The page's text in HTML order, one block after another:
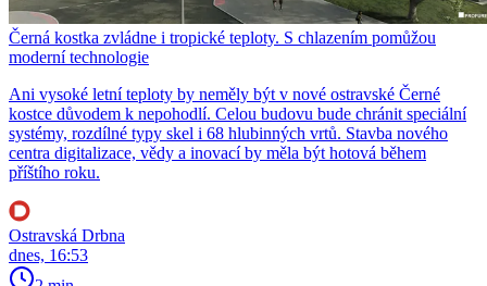
Černá kostka zvládne i tropické teploty. S chlazením pomůžou
moderní technologie
Ani vysoké letní teploty by neměly být v nové ostravské Černé
kostce důvodem k nepohodlí. Celou budovu bude chránit speciální
systémy, rozdílné typy skel i 68 hlubinných vrtů. Stavba nového
centra digitalizace, vědy a inovací by měla být hotová během
příštího roku.
Ostravská Drbna
dnes, 16:53